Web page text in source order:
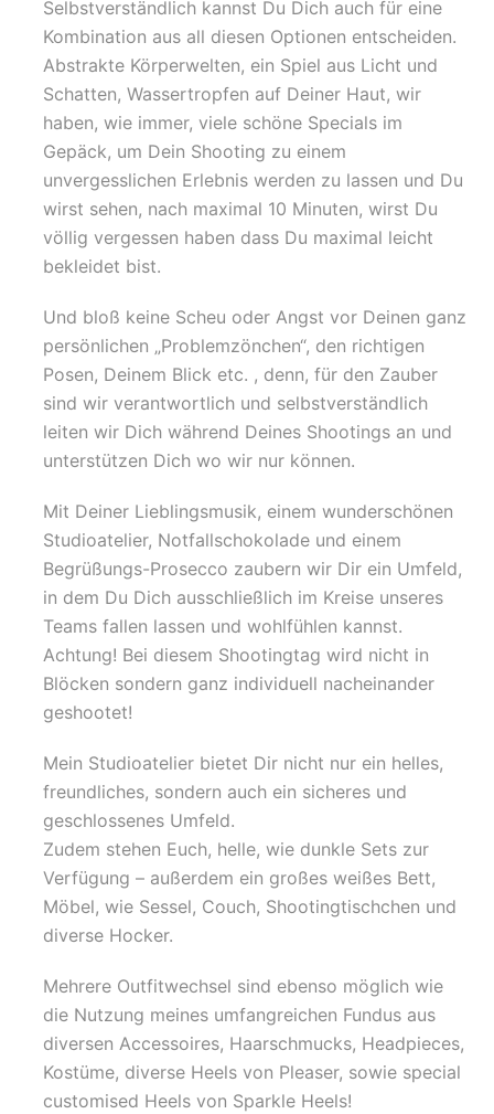
Selbstverständlich kannst Du Dich auch für eine
Kombination aus all diesen Optionen entscheiden.
Abstrakte Körperwelten, ein Spiel aus Licht und
Schatten, Wassertropfen auf Deiner Haut, wir
haben, wie immer, viele schöne Specials im
Gepäck, um Dein Shooting zu einem
unvergesslichen Erlebnis werden zu lassen und Du
wirst sehen, nach maximal 10 Minuten, wirst Du
völlig vergessen haben dass Du maximal leicht
bekleidet bist.
Und bloß keine Scheu oder Angst vor Deinen ganz
persönlichen „Problemzönchen“, den richtigen
Posen, Deinem Blick etc. , denn, für den Zauber
sind wir verantwortlich und selbstverständlich
leiten wir Dich während Deines Shootings an und
unterstützen Dich wo wir nur können.
Mit Deiner Lieblingsmusik, einem wunderschönen
Studioatelier, Notfallschokolade und einem
Begrüßungs-Prosecco zaubern wir Dir ein Umfeld,
in dem Du Dich ausschließlich im Kreise unseres
Teams fallen lassen und wohlfühlen kannst.
Achtung! Bei diesem Shootingtag wird nicht in
Blöcken sondern ganz individuell nacheinander
geshootet!
Mein Studioatelier bietet Dir nicht nur ein helles,
freundliches, sondern auch ein sicheres und
geschlossenes Umfeld.
Zudem stehen Euch, helle, wie dunkle Sets zur
Verfügung – außerdem ein großes weißes Bett,
Möbel, wie Sessel, Couch, Shootingtischchen und
diverse Hocker.
Mehrere Outfitwechsel sind ebenso möglich wie
die Nutzung meines umfangreichen Fundus aus
diversen Accessoires, Haarschmucks, Headpieces,
Kostüme, diverse Heels von Pleaser, sowie special
customised Heels von Sparkle Heels!